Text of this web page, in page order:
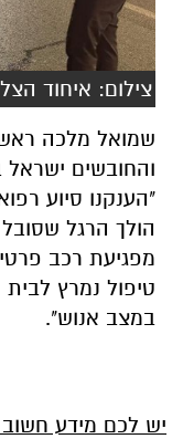
צילום: איחוד
שמואל מלכה
והחובשים ישראל
"הענקנו סיוע
הולך הרגל
מפגיעת רכב
טיפול נמרץ לבית
במצב אנוש".
יש לכם מידע